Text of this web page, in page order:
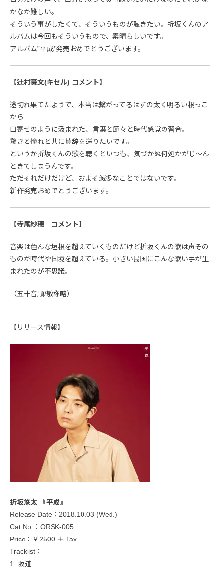
かなか難しい。
そういう事がしたくて、そういうものが聴きたい。折坂くんのア
ルバムは今回もそういうもので、素晴らしいです。
アルバム”平成”発売おめでとうございます。
【辻村豪文(キセル) コメント】
途切れ果てたようで、本当は繋がってるはずの太く明るい根っこ
から
口寄せのように汲まれた、言葉と節々と時代感覚の習合。
驚きと憧れと共に賛辞を送りたいです。
というか折坂くんの歌を聴くといつも、気づかぬ何処かがじ〜ん
ときてしまうんです。
ただそれだけだけど、およそ滅多なことではないです。
新作発売おめでとうございます。
【寺尾紗穂 コメント】
音楽は色んな垣根を超えていくものだけど折坂くんの歌は声その
ものが時代や国境を超えている。小さい島国にこんな歌い手が生
まれたのが不思議。
（五十音順/敬称略）
【リリース情報】
折坂悠太 『平成』
Release Date：2018.10.03 (Wed.)
Cat.No.：ORSK-005
Price：￥2500 ＋ Tax
Tracklist：
1. 坂道